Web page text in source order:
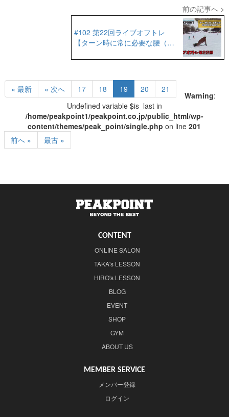
前の記事へ >
#102 第22回ライブオフトレ
【ターン時に常に必要な腰（骨
グ】
« 最新 « 次へ 17 18 19 20 21
Warning:
Undefined variable $is_last in
/home/peakpoint1/peakpoint.co.jp/public_html/wp-
content/themes/peak_point/single.php on line201
前へ »
最古 »
CONTENT
ONLINE SALON
TAKA's LESSON
HIRO's LESSON
BLOG
EVENT
SHOP
GYM
ABOUT US
MEMBER SERVICE
メンバー登録
ログイン